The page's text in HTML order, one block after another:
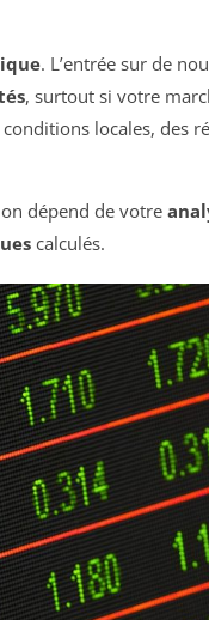
. L’entrée sur de
, surtout si votre
locales, des
dépend de votre
calculés.